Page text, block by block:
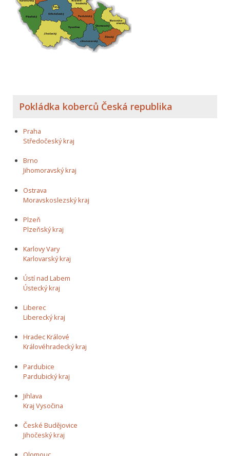
Pokládka koberců Česká republika
Praha
Středočeský kraj
Brno
Jihomoravský kraj
Ostrava
Moravskoslezský kraj
Plzeň
Plzeňský kraj
Karlovy Vary
Karlovarský kraj
Ústí nad Labem
Ústecký kraj
Liberec
Liberecký kraj
Hradec Králové
Královéhradecký kraj
Pardubice
Pardubický kraj
Jihlava
Kraj Vysočina
České Budějovice
Jihočeský kraj